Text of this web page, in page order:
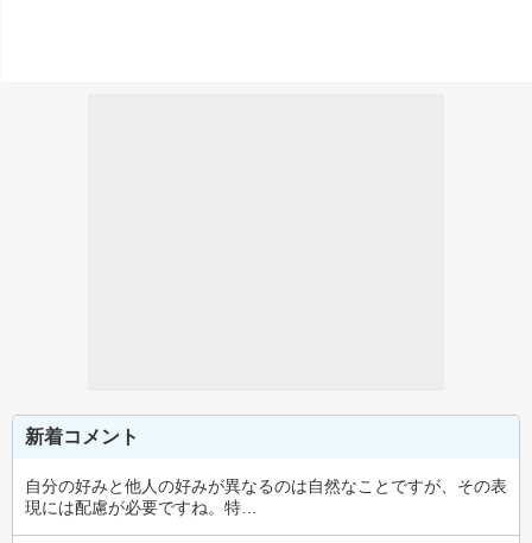
新着コメント
自分の好みと他人の好みが異なるのは自然なことですが、その表
現には配慮が必要ですね。特…